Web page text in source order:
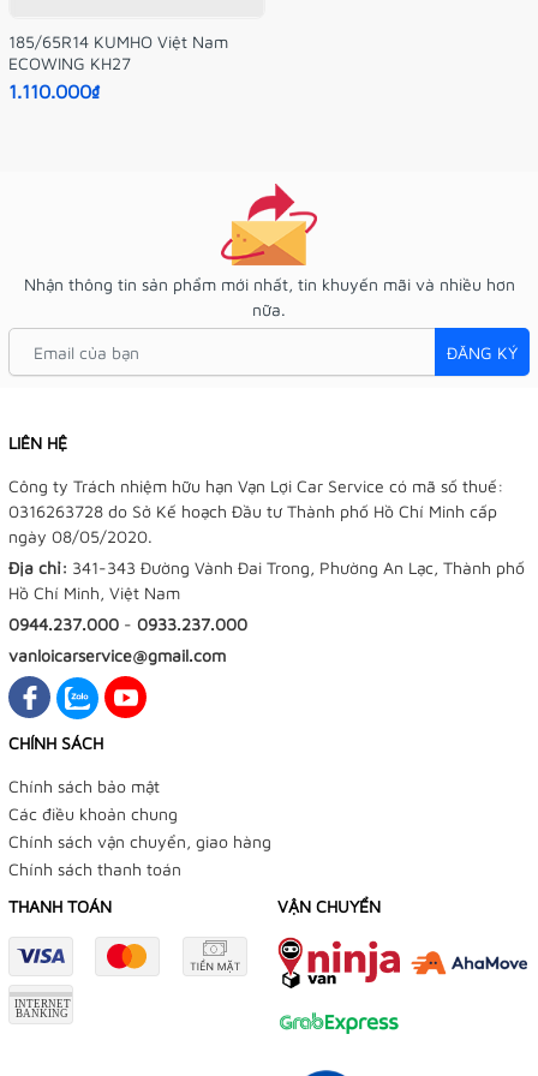
185/65R14 KUMHO Việt Nam
ECOWING KH27
1.110.000₫
Nhận thông tin sản phẩm mới nhất, tin khuyến mãi và nhiều hơn
nữa.
ĐĂNG KÝ
LIÊN HỆ
Công ty Trách nhiệm hữu hạn Vạn Lợi Car Service có mã số thuế:
0316263728 do Sở Kế hoạch Đầu tư Thành phố Hồ Chí Minh cấp
ngày 08/05/2020.
Địa chỉ: 341-343 Đường Vành Đai Trong, Phường An Lạc, Thành phố
Hồ Chí Minh, Việt Nam
0944.237.000 - 0933.237.000
vanloicarservice@gmail.com
CHÍNH SÁCH
Chính sách bảo mật
Các điều khoản chung
Chính sách vận chuyển, giao hàng
Chính sách thanh toán
THANH TOÁN
VẬN CHUYỂN